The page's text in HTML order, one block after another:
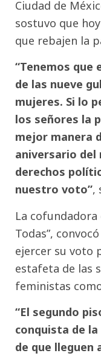
Ciudad de
sostuvo que
que rebajen la
“Tenemos que
de las nueve
mujeres. Si lo
los señores la
mejor manera
aniversario
derechos
nuestro voto”,
La cofundadora
Todas”,
ejercer su voto
estafeta de las
feministas
“El segundo
conquista de
de que lleguen